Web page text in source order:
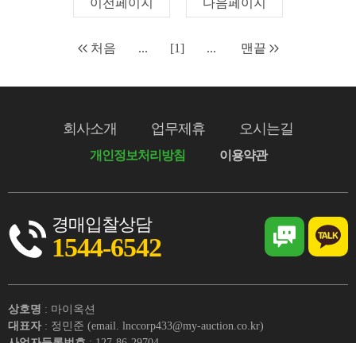
이전페이지 다음페이지
처음 ... [1] ... 맨끝
회사소개 업무제휴 오시는길
개인정보처리방침 이용약관
경매입찰상담
1544-6542
상호명 : 마이옥션
대표자 : 정민준 (email. lnccorp433@my-auction.co.kr)